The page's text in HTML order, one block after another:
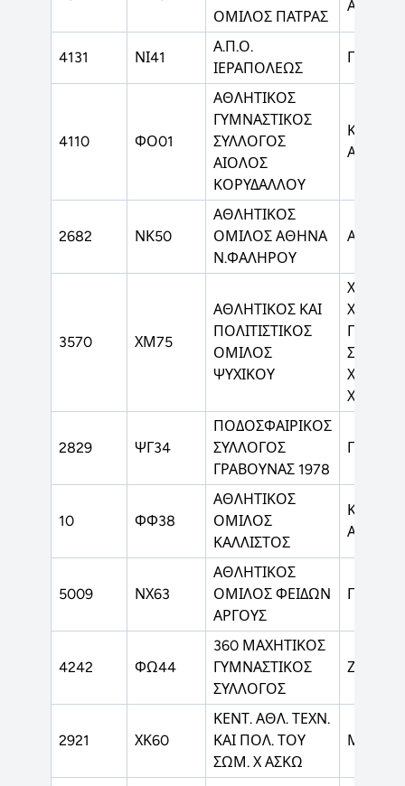
ΟΜΙΛΟΣ ΠΑΤΡΑΣ
4131 ΝΙ41
Α.Π.Ο.
ΙΕΡΑΠΟΛΕΩΣ
4110 ΦΟ01
ΑΘΛΗΤΙΚΟΣ
ΓΥΜΝΑΣΤΙΚΟΣ
ΣΥΛΛΟΓΟΣ
ΑΙΟΛΟΣ
ΚΟΡΥΔΑΛΛΟΥ
2682 ΝΚ50
ΑΘΛΗΤΙΚΟΣ
ΟΜΙΛΟΣ ΑΘΗΝΑ
Ν.ΦΑΛΗΡΟΥ
ΑΡΣΗ
3570 ΧΜ75
ΑΘΛΗΤΙΚΟΣ ΚΑΙ
ΠΟΛΙΤΙΣΤΙΚΟΣ
ΟΜΙΛΟΣ
ΨΥΧΙΚΟΥ
ΧΟΚΕΫ
ΣΑΛΑΣ,
2829 ΨΓ34
ΠΟΔΟΣΦΑΙΡΙΚΟΣ
ΣΥΛΛΟΓΟΣ
ΓΡΑΒΟΥΝΑΣ 1978
10 ΦΦ38
ΑΘΛΗΤΙΚΟΣ
ΟΜΙΛΟΣ
ΚΑΛΛΙΣΤΟΣ
5009 ΝΧ63
ΑΘΛΗΤΙΚΟΣ
ΟΜΙΛΟΣ ΦΕΙΔΩΝ
ΑΡΓΟΥΣ
4242 ΦΩ44
360 ΜΑΧΗΤΙΚΟΣ
ΓΥΜΝΑΣΤΙΚΟΣ
ΣΥΛΛΟΓΟΣ
ΖΙΟΥ-
2921 ΧΚ60
ΚΕΝΤ. ΑΘΛ. ΤΕΧΝ.
ΚΑΙ ΠΟΛ. ΤΟΥ
ΣΩΜ. Χ ΑΣΚΩ